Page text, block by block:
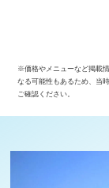
※価格やメニューなど掲載
なる可能性もあるため、当
ご確認ください。